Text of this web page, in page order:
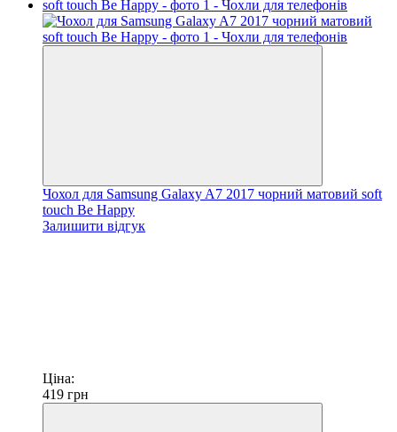
Чохол для Samsung Galaxy A7 2017 чорний матовий soft
touch Be Happy
Залишити відгук
Ціна:
419 грн